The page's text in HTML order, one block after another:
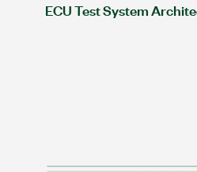
ECU Test System